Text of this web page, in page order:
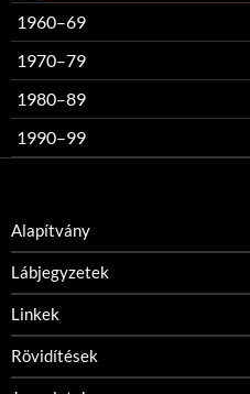
1960–69
1970–79
1980–89
1990–99
Alapítvány
Lábjegyzetek
Linkek
Rövidítések